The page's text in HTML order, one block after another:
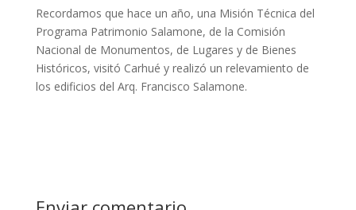
Recordamos que hace un año, una Misión Técnica del
Programa Patrimonio Salamone, de la Comisión
Nacional de Monumentos, de Lugares y de Bienes
Históricos, visitó Carhué y realizó un relevamiento de
los edificios del Arq. Francisco Salamone.